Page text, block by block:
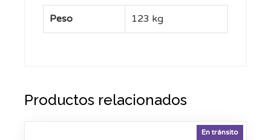
Peso 123 kg
Productos relacionados
En tránsito